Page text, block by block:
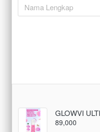
89,000